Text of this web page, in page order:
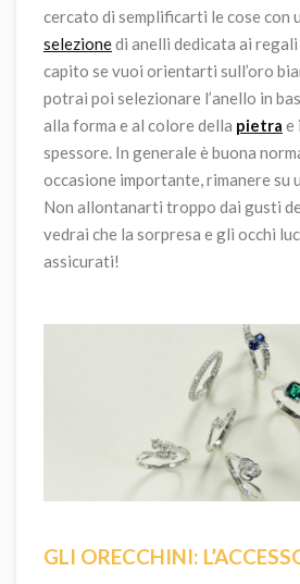
cercato di semplificarti le cose con
selezionedi anelli dedicata ai
capito se vuoi orientarti sull’oro
potrai poi selezionare l’anello in
alla forma e al colore della pietra e
spessore. In generale è buona
occasione importante, rimanere su
Non allontanarti troppo dai gusti
vedrai che la sorpresa e gli occhi
assicurati!
GLI ORECCHINI: